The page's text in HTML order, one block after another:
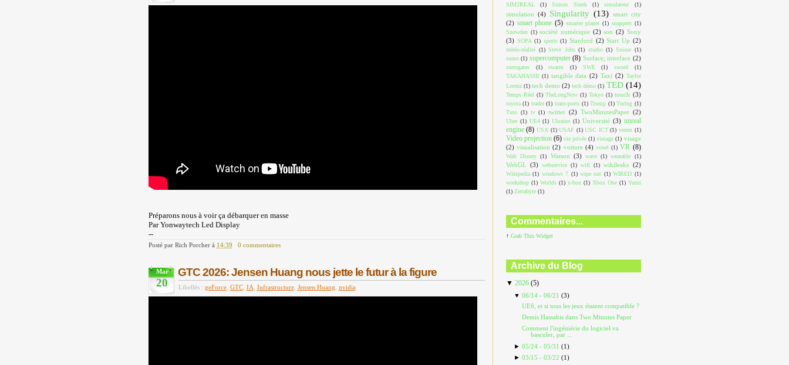
Préparons nous à voir ça débarquer en masse
Par Yonwaytech Led Display
--
Posté par Rich Porcher à 14:39 0 commentaires
Mar
20
GTC 2026: Jensen Huang nous jette le futur à la figure
Libellés : geForce, GTC, IA Infrastructure, Jensen Huang nvidia
SIM2REAL (1) Simon Sinek (1) simulateur (1)
simulation (4) Singularity (13)
smart city
(2) smart phone (5) smarter planet (1) snappers (1)
Snowden (1) société numérique (2) son (2) Sony
(3) SOPA (1) sports (1) Stanford (2) Start Up (2)
stéréo-réalité (1) Steve Jobs (1) studio (1) Suisse (1)
sumo (1) supercomputer (8) Surface; interface (2)
surrogates (1) swarm (1) SWE (1) sword
(1)
TAKAHASHI (1) tangible data (2) Taxi (2) Taylor
Lorenz (1) tech demo (2) tech démo (1) TED (14)
Temps Réel (1) TheLongNow (1) Tokyo (1) touch (3)
toyota (1) trader (1) trans-ports (1) Trump (1) Turing (1)
Tuto (1) tv (1) twitter (2) TwoMinutesPaper (2)
Uber (1) UE4 (1) Ukraine (1) Université (3) unreal
engine (8) USA (1) USAF (1) USC ICT (1) verres (1)
Video projection (6) vie privée (1) vintage (1) visage
(2) visualisation (2) voiture (4) voxel (1) VR (8)
Walt Disney (1) Watson (3) wave (1) wearable (1)
WebGL (3) webservice (1) wifi (1) wikileaks (2)
Wikipedia (1) windows 7 (1) wipe out (1) WIRED (1)
workshop (1) Worlds (1) x-box (1) Xbox One (1) Yumi
(1) Zettabyte (1)
Commentaires...
↑ Grab This Widget
Archive du Blog
▼ 2026 (5)
▼06/14 - 06/21(3)
UE6, et si tous les jeux étaient compatible ?
Demis Hassabis dans Two Minutes Paper
Comment l'ingéniérie du logiciel va
basculer, par ...
►05/24 - 05/31(1)
►03/15 - 03/22(1)